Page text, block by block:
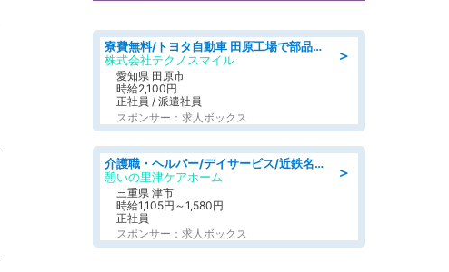
＞
寮費無料/トヨタ自動車 田原工場で部品の組立製造/tutumi
株式会社テクノスマイル
愛知県 田原市
時給2,100円
正社員 / 派遣社員
スポンサー：求人ボックス
＞
介護職・ヘルパー/デイサービス/近鉄名古屋線 高田本山/津市/三重県
憩いの里津ケアホーム
三重県 津市
時給1,105円～1,580円
正社員
スポンサー：求人ボックス